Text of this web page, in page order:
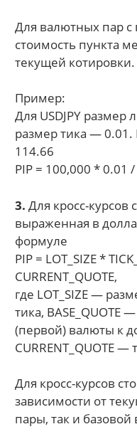
Для валютных пар
стоимость пункта
текущей котировки.
Пример:
Для USDJPY размер
размер тика — 0.01.
114.66
PIP = 100,000 * 0.01
3. Для кросс-курсов
выраженная в
формуле
PIP = LOT_SIZE *
CURRENT_QUOTE,
где LOT_SIZE —
тика, BASE_QUOTE
(первой) валюты к
CURRENT_QUOTE
Для кросс-курсов
зависимости от
пары, так и